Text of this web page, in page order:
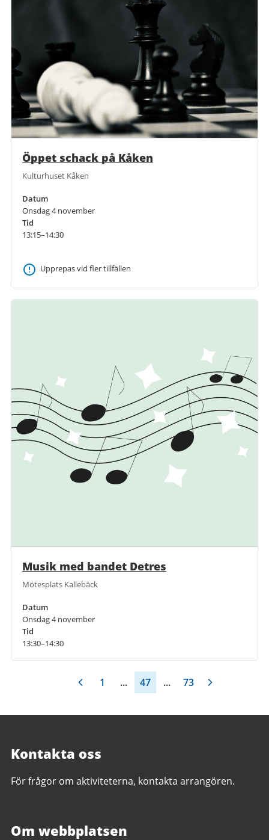
Öppet schack på Kåken
Kulturhuset Kåken
Datum
Onsdag 4 november
Tid
13:15–14:30
Upprepas vid fler tillfällen
Musik med bandet Detres
Mötesplats Kallebäck
Datum
Onsdag 4 november
Tid
13:30–14:30
1 ... 47 ... 73
Kontakta oss
För frågor om aktiviteterna, kontakta arrangören.
Om webbplatsen